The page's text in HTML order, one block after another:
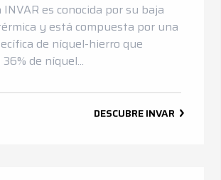
INVAR es conocida por su baja
y está compuesta por una
de níquel-hierro que
de níquel...
DESCUBREINVAR